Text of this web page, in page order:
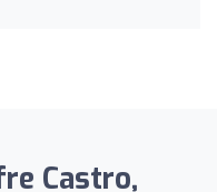
Castro,